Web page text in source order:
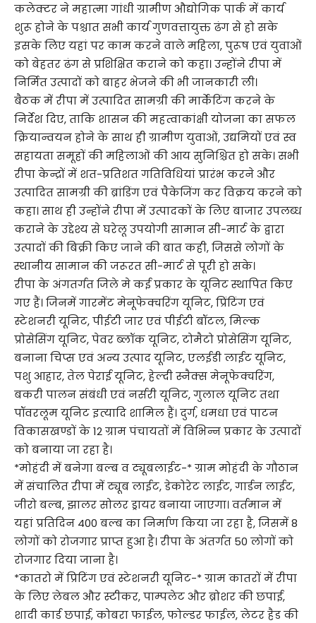
कलेक्टर ने महात्मा गांधी ग्रामीण औद्योगिक पार्क में कार्य
शुरू होने के पश्चात सभी कार्य गुणवत्तायुक्त ढंग से हो सके
इसके लिए यहां पर काम करने वाले महिला, पुरूष एवं युवाओं
को बेहतर ढंग से प्रशिक्षित कराने को कहा। उन्होंने रीपा में
निर्मित उत्पादों को बाहर भेजने की भी जानकारी ली।
बैठक में रीपा में उत्पादित सामग्री की मार्केटिंग करने के
निर्देश दिए, ताकि शासन की महत्वाकांक्षी योजना का सफल
क्रियान्वयन होने के साथ ही ग्रामीण युवाओं, उद्यमियों एवं स्व
सहायता समूहों की महिलाओं की आय सुनिश्चित हो सके। सभी
रीपा केन्द्रों में शत-प्रतिशत गतिविधियां प्रारंभ करने और
उत्पादित सामग्री की ब्रांडिंग एवं पैकेजिंग कर विक्रय करने को
कहा। साथ ही उन्होंने रीपा में उत्पादकों के लिए बाजार उपलब्ध
कराने के उद्देश्य से घरेलू उपयोगी सामान सी-मार्ट के द्वारा
उत्पादों की बिक्री किए जाने की बात कही, जिससे लोगों के
स्थानीय सामान की जरूरत सी-मार्ट से पूरी हो सके।
रीपा के अंगतर्गत जिले मे कई प्रकार के यूनिट स्थापित किए
गए हैं। जिनमें गारमेंट मेनूफेक्चरिंग यूनिट, प्रिंटिंग एवं
स्टेशनरी यूनिट, पीईटी जार एवं पीईटी बॉटल, मिल्क
प्रोसेसिंग यूनिट, पेवर ब्लॉक यूनिट, टोमैटो प्रोसेसिंग यूनिट,
बनाना चिप्स एवं अन्य उत्पाद यूनिट, एलईडी लाईट यूनिट,
पशु आहार, तेल पेराई यूनिट, हेल्दी स्नैक्स मेनूफेक्चरिंग,
बकरी पालन संबंधी एवं नर्सरी यूनिट, गुलाल यूनिट तथा
पॉवरलूम यूनिट इत्यादि शामिल हैं। दुर्ग, धमधा एवं पाटन
विकासखण्डों के 12 ग्राम पंचायतों में विभिन्न प्रकार के उत्पादों
को बनाया जा रहा है।
*मोहंदी में बनेगा बल्ब व ट्यूबलाईट-* ग्राम मोहंदी के गौठान
में संचालित रीपा में ट्यूब लाईट, डेकोरेट लाईट, गार्डन लाईट,
जीरो बल्ब, झालर सोलर ड्रायर बनाया जाएगा। वर्तमान में
यहां प्रतिदिन 400 बल्ब का निर्माण किया जा रहा है, जिसमें 8
लोगों को रोजगार प्राप्त हुआ है। रीपा के अंतर्गत 50 लोगों को
रोजगार दिया जाना है।
*कातरो में प्रिटिंग एवं स्टेशनरी यूनिट-* ग्राम कातरों में रीपा
के लिए लेबल और स्टीकर, पाम्पलेट और ब्रोशर की छपाई,
शादी कार्ड छपाई, कोबरा फाईल, फोल्डर फाईल, लेटर हैड की